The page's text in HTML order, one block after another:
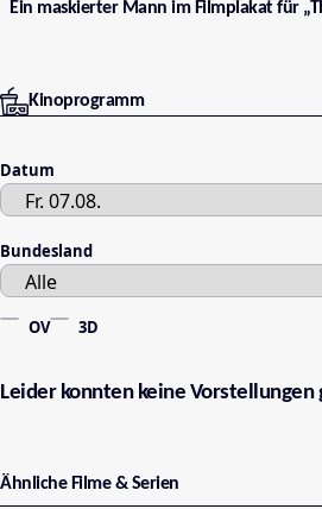
Ein maskierter Mann im Filmplakat für
Kinoprogramm
Datum
Bundesland
OV 3D
Leider konnten keine
Ähnliche Filme & Serien